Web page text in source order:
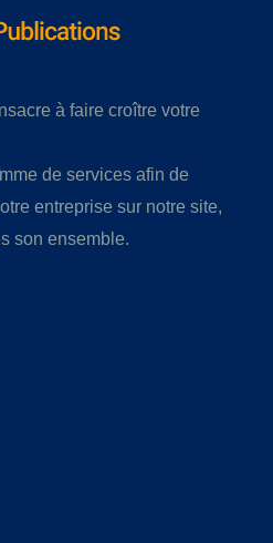
à faire croître votre
de services afin de
entreprise sur notre site,
son ensemble.